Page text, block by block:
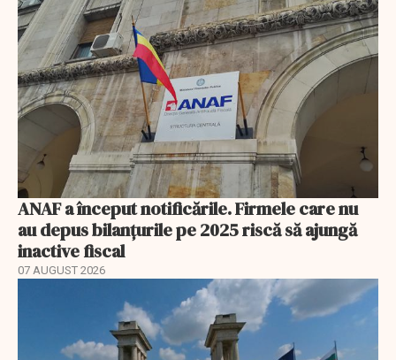
ANAF a început notificările. Firmele care nu
au depus bilanțurile pe 2025 riscă să ajungă
inactive fiscal
07 AUGUST 2026